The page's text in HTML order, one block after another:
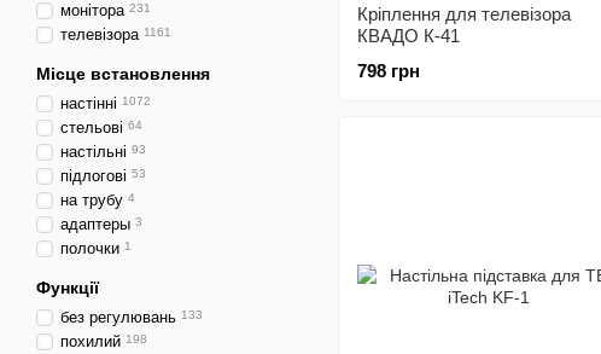
Кріплення для телевізора
КВАДО К-41
798 грн
монітора 231
телевізора 1161
Місце встановлення
настінні 1072
стельові 64
настільні 93
підлогові 53
на трубу 4
адаптеры 3
полочки 1
Функції
без регулювань 133
похилий 198